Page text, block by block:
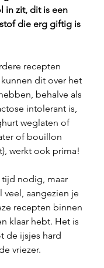
in zit, dit is een
die erg giftig is
recepten
dit over het
behalve als
intolerant is,
weglaten of
of bouillon
werkt ook prima!
tijd nodig, maar
aangezien je
recepten binnen
klaar hebt. Het is
de ijsjes hard
vriezer.